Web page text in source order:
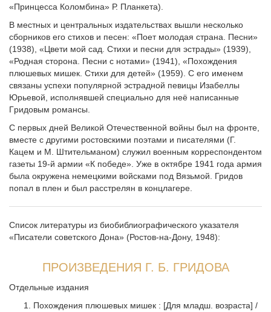
«Принцесса Коломбина» Р. Планкета).
В местных и центральных издательствах вышли несколько
сборников его стихов и песен: «Поет молодая страна. Песни»
(1938), «Цвети мой сад. Стихи и песни для эстрады» (1939),
«Родная сторона. Песни с нотами» (1941), «Похождения
плюшевых мишек. Стихи для детей» (1959). С его именем
связаны успехи популярной эстрадной певицы Изабеллы
Юpьевой, исполнявшей специально для неё написанные
Гpидовым романсы.
С первых дней Великой Отечественной войны был на фронте,
вместе с другими ростовскими поэтами и писателями (Г.
Кацем и М. Штительманом) служил военным корреспондентом
газеты 19-й армии «К победе». Уже в октябре 1941 года армия
была окружена немецкими войсками под Вязьмой. Гридов
попал в плен и был расстрелян в концлагере.
Список литературы из биобиблиографического указателя
«Писатели советского Дона» (Ростов-на-Дону, 1948):
ПРОИЗВЕДЕНИЯ Г. Б. ГРИДОВА
Отдельные издания
Похождения плюшевых мишек : [Для младш. возраста] /